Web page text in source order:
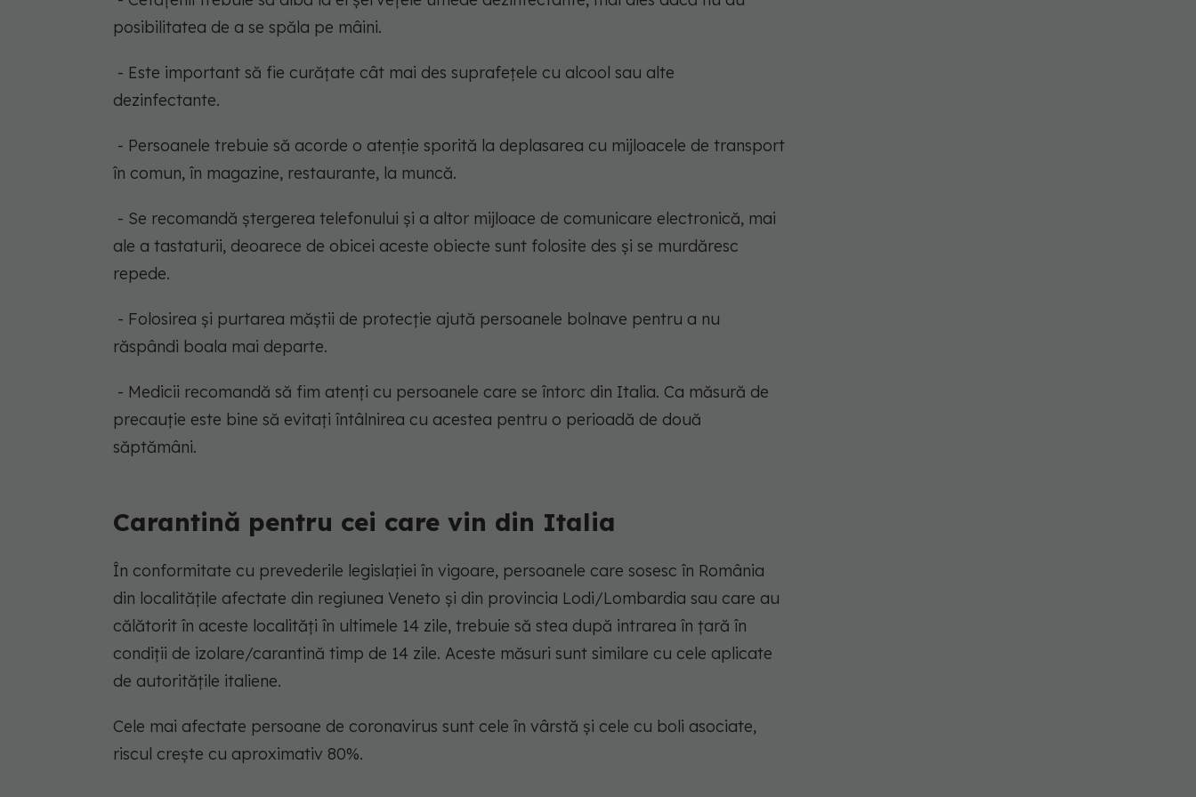
posibilitatea de a se spăla pe mâini.
- Este important să fie curățate cât mai des suprafețele cu alcool sau alte
dezinfectante.
- Persoanele trebuie să acorde o atenție sporită la deplasarea cu mijloacele de transport
în comun, în magazine, restaurante, la muncă.
- Se recomandă ștergerea telefonului și a altor mijloace de comunicare electronică, mai
ale a tastaturii, deoarece de obicei aceste obiecte sunt folosite des și se murdăresc
repede.
- Folosirea și purtarea măștii de protecție ajută persoanele bolnave pentru a nu
răspândi boala mai departe.
- Medicii recomandă să fim atenți cu persoanele care se întorc din Italia. Ca măsură de
precauție este bine să evitați întâlnirea cu acestea pentru o perioadă de două
săptămâni.
Carantină pentru cei care vin din Italia
În conformitate cu prevederile legislației în vigoare, persoanele care sosesc în România
din localitățile afectate din regiunea Veneto și din provincia Lodi/Lombardia sau care au
călătorit în aceste localități în ultimele 14 zile, trebuie să stea după intrarea în țară în
condiții de izolare/carantină timp de 14 zile. Aceste măsuri sunt similare cu cele aplicate
de autoritățile italiene.
Cele mai afectate persoane de coronavirus sunt cele în vârstă și cele cu boli asociate,
riscul crește cu aproximativ 80%.